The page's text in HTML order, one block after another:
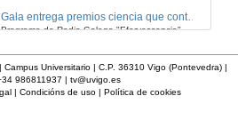
Programa de Radio Galega "Efervescencia"
Campus Universitario | C.P. 36310 Vigo (Pontevedra) |
986811937 | tv@uvigo.es
| Condicións de uso| Política de cookies